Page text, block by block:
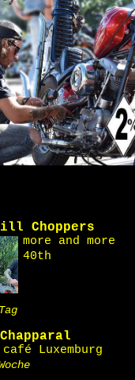
Choppers
more and more
40th
Luxemburg